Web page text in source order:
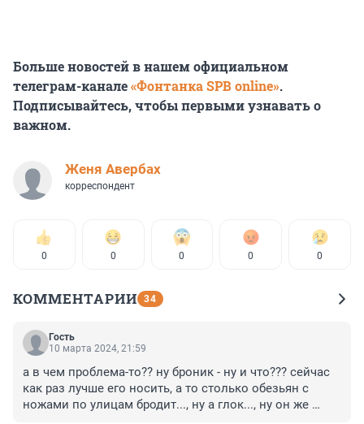
Больше новостей в нашем официальном
телеграм-канале«Фонтанка SPB online».
Подписывайтесь, чтобы первыми узнавать о
важном.
Женя Авербах
корреспондент
0 0 0 0 0
КОММЕНТАРИИ 34
Гость
10 марта 2024, 21:59
а в чем проблема-то?? ну броник - ну и что??? сейчас
как раз лучше его носить, а то столько обезьян с
ножами по улицам бродит..., ну а глок..., ну он же